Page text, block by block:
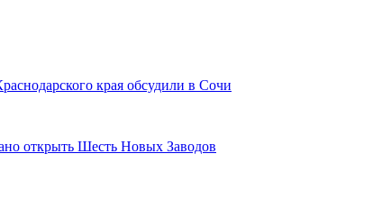
края обсудили в Сочи
открыть Шесть Новых Заводов